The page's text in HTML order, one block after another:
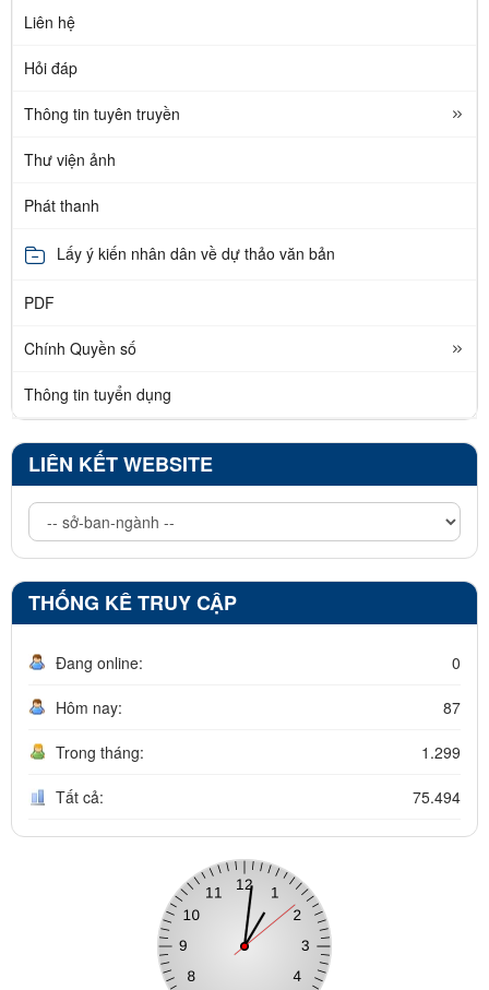
Liên hệ
Hỏi đáp
Thông tin tuyên truyền
Thư viện ảnh
Phát thanh
Lấy ý kiến nhân dân về dự thảo văn bản
PDF
Chính Quyền số
Thông tin tuyển dụng
LIÊN KẾT WEBSITE
THỐNG KÊ TRUY CẬP
Đang online: 0
Hôm nay: 87
Trong tháng: 1.299
Tất cả: 75.494